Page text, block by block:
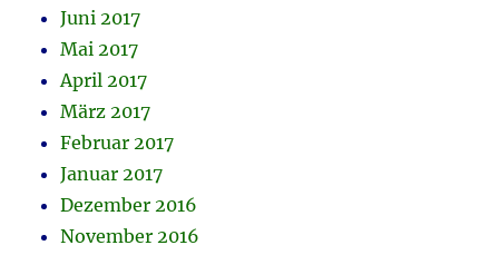
Juni 2017
Mai 2017
April 2017
März 2017
Februar 2017
Januar 2017
Dezember 2016
November 2016